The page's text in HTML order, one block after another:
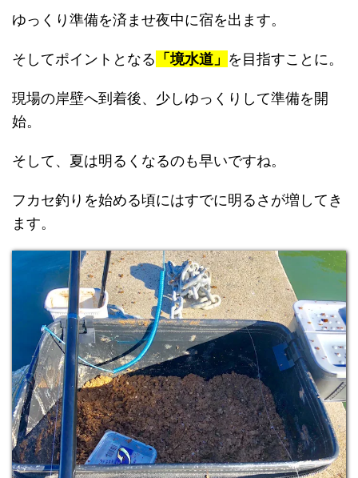
ゆっくり準備を済ませ夜中に宿を出ます。
そしてポイントとなる 「境水道」 を目指すことに。
現場の岸壁へ到着後、少しゆっくりして準備を開
始。
そして、夏は明るくなるのも早いですね。
フカセ釣りを始める頃にはすでに明るさが増してき
ます。